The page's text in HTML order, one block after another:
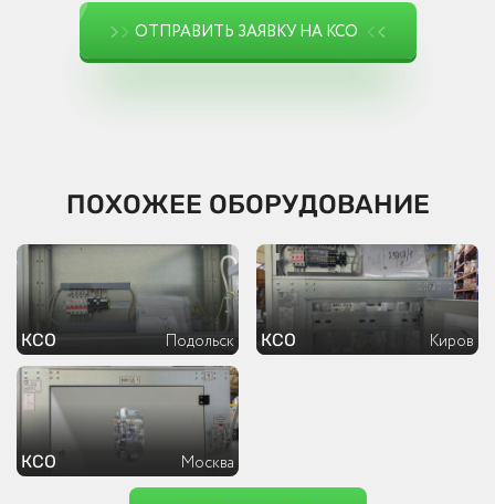
ОТПРАВИТЬ ЗАЯВКУ НА КСО
ПОХОЖЕЕ ОБОРУДОВАНИЕ
КСО Подольск КСО Киров
КСО Москва